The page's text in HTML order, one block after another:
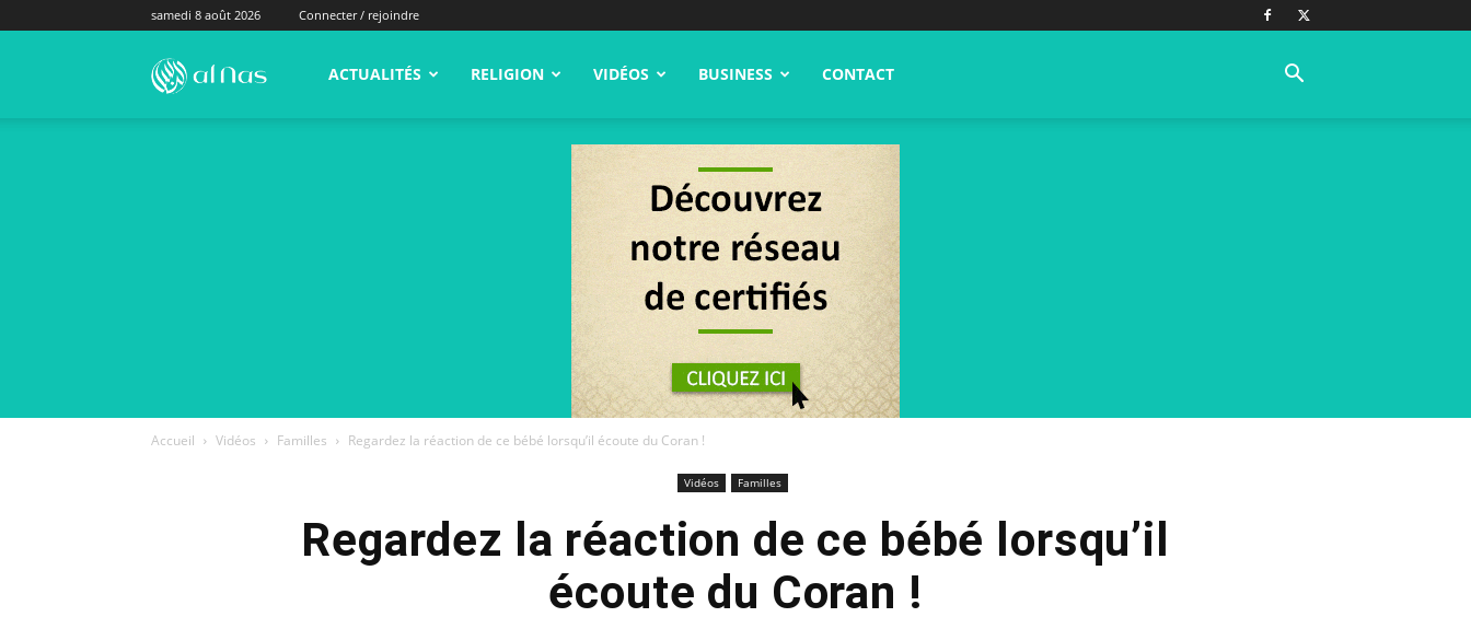
samedi 8 août 2026 Connecter / rejoindre
alNas.fr ACTUALITÉS RELIGION VIDÉOS BUSINESS CONTACT
Accueil Vidéos Familles Regardez la réaction de ce bébé lorsqu’il écoute du Coran !
Vidéos Familles
Regardez la réaction de ce bébé lorsqu’il
écoute du Coran !